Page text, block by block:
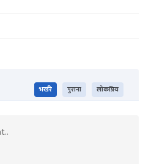
भर्खरै पुराना लोकप्रिय